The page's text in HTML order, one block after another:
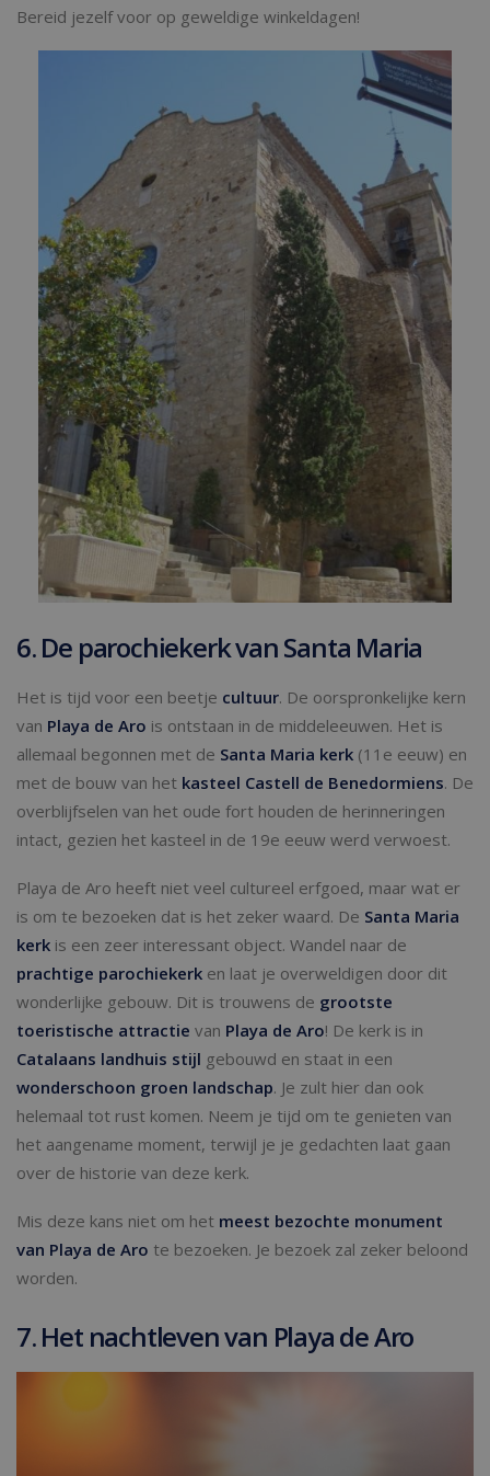
Bereid jezelf voor op geweldige winkeldagen!
6. De parochiekerk van Santa Maria
Het is tijd voor een beetje cultuur. De oorspronkelijke kern
van Playa de Aro is ontstaan in de middeleeuwen. Het is
allemaal begonnen met de Santa Maria kerk (11e eeuw) en
met de bouw van het kasteel Castell de Benedormiens. De
overblijfselen van het oude fort houden de herinneringen
intact, gezien het kasteel in de 19e eeuw werd verwoest.
Playa de Aro heeft niet veel cultureel erfgoed, maar wat er
is om te bezoeken dat is het zeker waard. De Santa Maria
kerk is een zeer interessant object. Wandel naar de
prachtige parochiekerk en laat je overweldigen door dit
wonderlijke gebouw. Dit is trouwens de grootste
toeristische attractie van Playa de Aro! De kerk is in
Catalaans landhuis stijl gebouwd en staat in een
wonderschoon groen landschap. Je zult hier dan ook
helemaal tot rust komen. Neem je tijd om te genieten van
het aangename moment, terwijl je je gedachten laat gaan
over de historie van deze kerk.
Mis deze kans niet om het meest bezochte monument
van Playa de Aro te bezoeken. Je bezoek zal zeker beloond
worden.
7. Het nachtleven van Playa de Aro